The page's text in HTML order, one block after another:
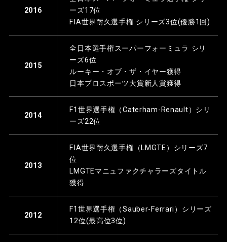
2016
ーズ17位
FIA世界耐久選手権 シリーズ3位(優勝1回)
2015
全日本選手権スーパーフォーミュラ シリ
ーズ6位
ルーキー・オブ・ザ・イヤー獲得
日本プロスポーツ大賞新人賞獲得
2014
F1世界選手権（Caterham-Renault）シリ
ーズ22位
2013
FIA世界耐久選手権（LMGTE）シリーズ7
位
LMGTEマニュファクチャラーズタイトル
獲得
2012
F1世界選手権（Sauber-Ferrari）シリーズ
12位(最高位3位)